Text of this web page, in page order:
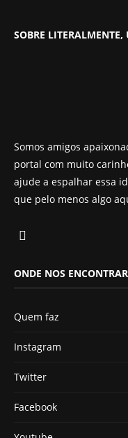
SOBRE LITERALMENTE,
Somos amigos
portal com muito
ajude a espalhar essa
que pelo menos algo
ONDE NOS ENCONTRAR
Quem faz
Instagram
Twitter
Facebook